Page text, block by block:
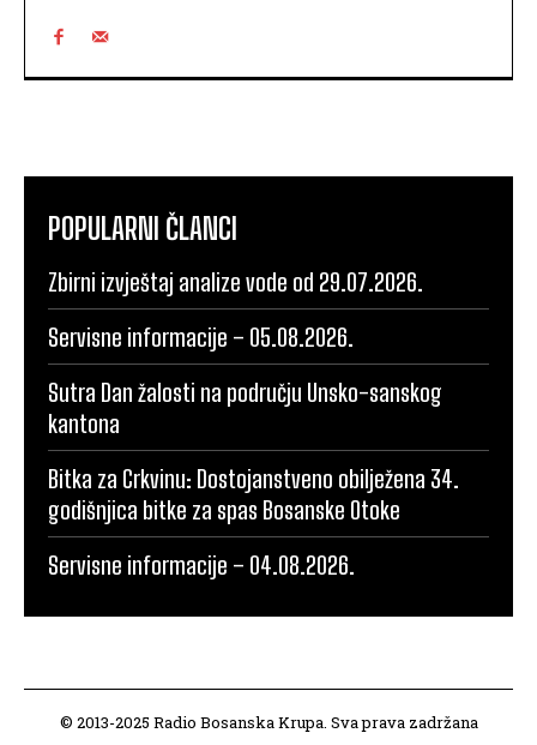
POPULARNI ČLANCI
Zbirni izvještaj analize vode od 29.07.2026.
Servisne informacije – 05.08.2026.
Sutra Dan žalosti na području Unsko-sanskog
kantona
Bitka za Crkvinu: Dostojanstveno obilježena 34.
godišnjica bitke za spas Bosanske Otoke
Servisne informacije – 04.08.2026.
© 2013-2025 Radio Bosanska Krupa. Sva prava zadržana